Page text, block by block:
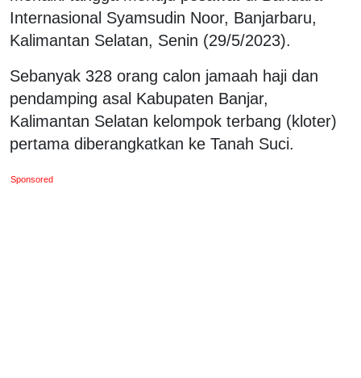
Internasional Syamsudin Noor, Banjarbaru,
Kalimantan Selatan, Senin (29/5/2023).
Sebanyak 328 orang calon jamaah haji dan
pendamping asal Kabupaten Banjar,
Kalimantan Selatan kelompok terbang (kloter)
pertama diberangkatkan ke Tanah Suci.
Sponsored